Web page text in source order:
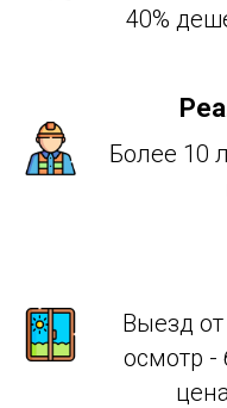
40%
Более 10
Выезд
осмотр -